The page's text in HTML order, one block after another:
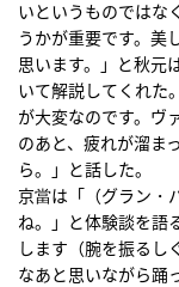
いというものではな
うかが重要です。美
思います。」と秋元
いて解説してくれた
が大変なのです。ヴ
のあと、疲れが溜ま
ら。」と話した。
京當は「（グラン・
ね。」と体験談を語
します（腕を振るし
なあと思いながら踊